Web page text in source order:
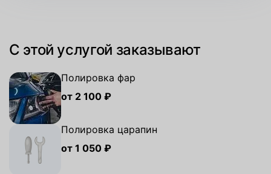
С этой услугой заказывают
Полировка фар
от 2 100 ₽
Полировка царапин
от 1 050 ₽